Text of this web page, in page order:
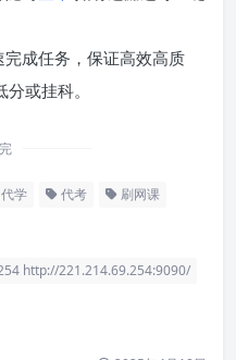
成任务，保证高效高质
或挂科。
代学 代考 刷网课
http://221.214.69.254:9090/